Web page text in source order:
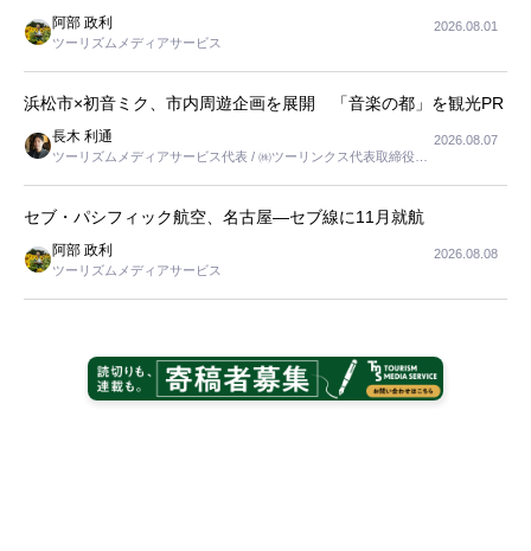
阿部 政利
ツーリズムメディアサービス
2026.08.01
浜松市×初音ミク、市内周遊企画を展開 「音楽の都」を観光PR
長木 利通
ツーリズムメディアサービス代表 / ㈱ツーリンクス代表取締役社
2026.08.07
セブ・パシフィック航空、名古屋―セブ線に11月就航
阿部 政利
ツーリズムメディアサービス
2026.08.08